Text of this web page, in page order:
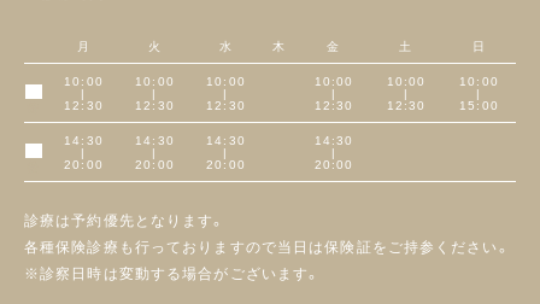
月 火 水 木 金 土 日
10:00
|
12:30
10:00
|
12:30
10:00
|
12:30
10:00
|
12:30
10:00
|
12:30
10:00
|
15:00
14:30
|
20:00
14:30
|
20:00
14:30
|
20:00
14:30
|
20:00
診療は予約優先となります。
各種保険診療も行っておりますので当日は保険証をご持参ください。
※診察日時は変動する場合がございます。